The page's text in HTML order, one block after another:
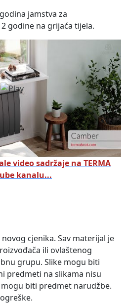
jamstva za
godine na grijaća tijela.
video sadržaje na TERMA
kanalu...
cjenika. Sav materijal je
ili ovlaštenog
grupu. Slike mogu biti
predmeti na slikama nisu
biti predmet narudžbe.